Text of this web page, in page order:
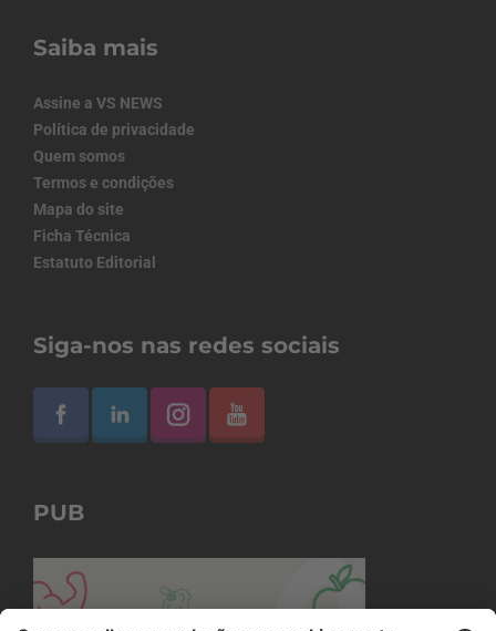
Saiba mais
Assine a VS NEWS
Política de privacidade
Quem somos
Termos e condições
Mapa do site
Ficha Técnica
Estatuto Editorial
Siga-nos nas redes sociais
PUB